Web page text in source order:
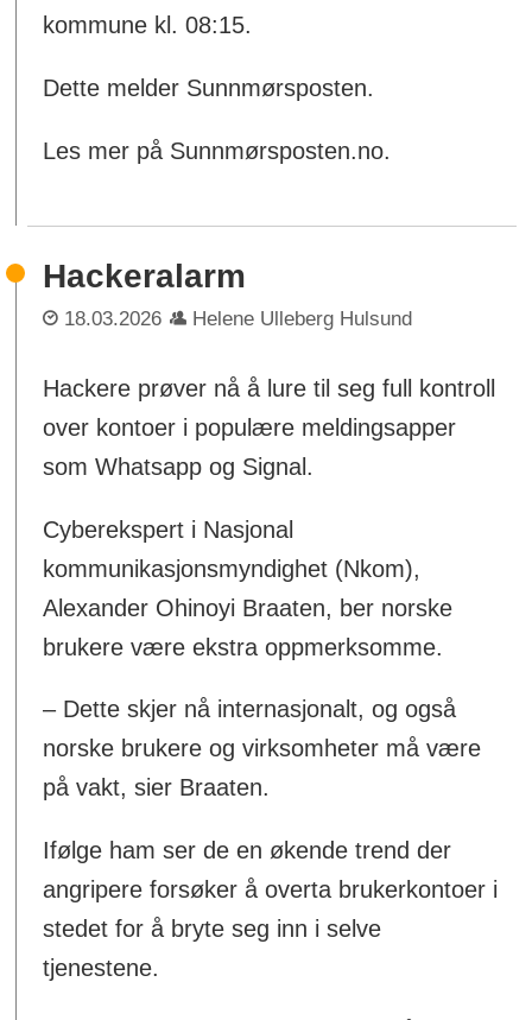
kommune kl. 08:15.
Dette melder Sunnmørsposten.
Les mer på Sunnmørsposten.no.
Hackeralarm
18.03.2026 Helene Ulleberg Hulsund
Hackere prøver nå å lure til seg full kontroll
over kontoer i populære meldingsapper
som Whatsapp og Signal.
Cyberekspert i Nasjonal
kommunikasjonsmyndighet (Nkom),
Alexander Ohinoyi Braaten, ber norske
brukere være ekstra oppmerksomme.
– Dette skjer nå internasjonalt, og også
norske brukere og virksomheter må være
på vakt, sier Braaten.
Ifølge ham ser de en økende trend der
angripere forsøker å overta brukerkontoer i
stedet for å bryte seg inn i selve
tjenestene.